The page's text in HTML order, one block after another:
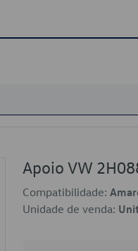
Apoio VW
Compatibilidade:
Unidade de venda: